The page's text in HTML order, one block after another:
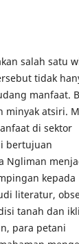
salah satu
tidak
manfaat.
minyak atsiri.
di sektor
bertujuan
Ngliman
kepada
literatur,
tanah dan
para petani